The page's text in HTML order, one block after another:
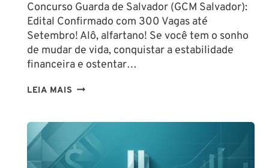
Concurso Guarda de Salvador (GCM Salvador):
Edital Confirmado com 300 Vagas até
Setembro! Alô, alfartano! Se você tem o sonho
de mudar de vida, conquistar a estabilidade
financeira e ostentar…
LEIA MAIS CONCURSO
SALVADOR
(GCM
SALVADOR):